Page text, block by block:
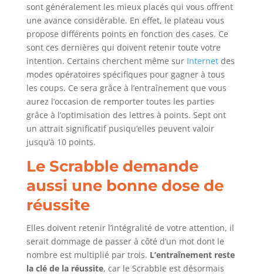
sont généralement les mieux placés qui vous offrent
une avance considérable. En effet, le plateau vous
propose différents points en fonction des cases. Ce
sont ces dernières qui doivent retenir toute votre
intention. Certains cherchent même sur Internetdes
modes opératoires spécifiques pour gagner à tous
les coups. Ce sera grâce à l’entraînement que vous
aurez l’occasion de remporter toutes les parties
grâce à l’optimisation des lettres à points. Sept ont
un attrait significatif pusiqu’elles peuvent valoir
jusqu’à 10 points.
Le Scrabble demande
aussi une bonne dose de
réussite
Elles doivent retenir l’intégralité de votre attention, il
serait dommage de passer à côté d’un mot dont le
nombre est multiplié par trois. L’entraînement reste
la clé de la réussite, car le Scrabble est désormais